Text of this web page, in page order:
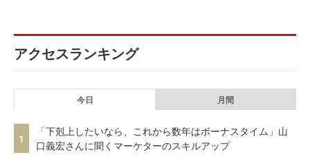
アクセスランキング
今日 月間
1
「下剋上したいなら、これから数年はボーナスタイム」山
口義宏さんに聞くマーケターのスキルアップ